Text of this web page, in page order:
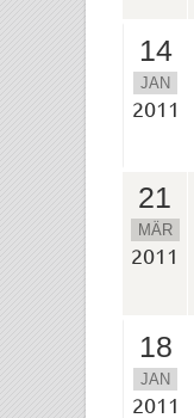
14
JAN
2011
21
MÄR
2011
18
JAN
2011